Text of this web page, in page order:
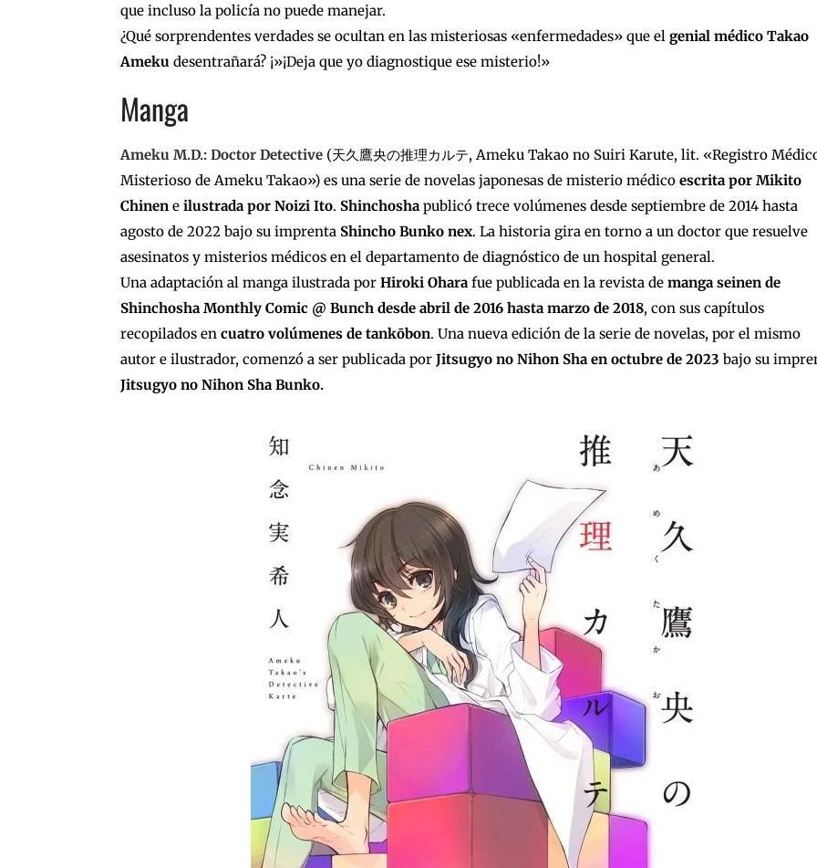
que incluso la policía no puede manejar.
¿Qué sorprendentes verdades se ocultan en las misteriosas «enfermedades» que el genial médico Takao
Ameku desentrañará? ¡»¡Deja que yo diagnostique ese misterio!»
Manga
Ameku M.D.: Doctor Detective (天久鷹央の推理カルテ, Ameku Takao no Suiri Karute, lit. «Registro
Misterioso de Ameku Takao») es una serie de novelas japonesas de misterio médico escrita por Mikito
Chinen e ilustrada por Noizi Ito. Shinchosha publicó trece volúmenes desde septiembre de 2014 hasta
agosto de 2022 bajo su imprenta Shincho Bunko nex. La historia gira en torno a un doctor que resuelve
asesinatos y misterios médicos en el departamento de diagnóstico de un hospital general.
Una adaptación al manga ilustrada por Hiroki Ohara fue publicada en la revista de manga seinen de
Shinchosha Monthly Comic @ Bunch desde abril de 2016 hasta marzo de 2018, con sus capítulos
recopilados en cuatro volúmenes de tankōbon. Una nueva edición de la serie de novelas, por el mismo
autor e ilustrador, comenzó a ser publicada por Jitsugyo no Nihon Sha en octubre de 2023 bajo su
Jitsugyo no Nihon Sha Bunko.